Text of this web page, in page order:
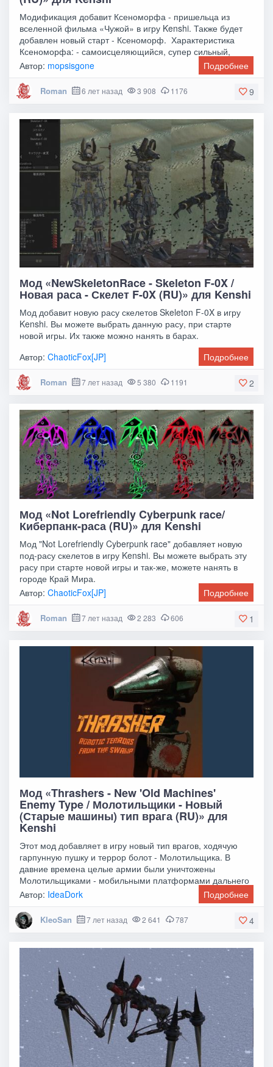
Модификация добавит Ксеноморфа - пришельца из
вселенной фильма «Чужой» в игру Kenshi. Также будет
добавлен новый старт - Ксеноморф. Характеристика
Ксеноморфа: - самоисцеляющийся, супер сильный,
Автор: mopsisgone Подробнее
9
Roman 6 лет назад 3 908 1176
Мод «NewSkeletonRace - Skeleton F-0X /
Новая раса - Скелет F-0X (RU)» для Kenshi
Мод добавит новую расу скелетов Skeleton F-0X в игру
Kenshi. Вы можете выбрать данную расу, при старте
новой игры. Их также можно нанять в барах.
Автор:ChaoticFox[JP] Подробнее
2
Roman 7 лет назад 5 380 1191
Мод «Not Lorefriendly Cyberpunk race/
Киберпанк-раса (RU)» для Kenshi
Мод "Not Lorefriendly Cyberpunk race" добавляет новую
под-расу скелетов в игру Kenshi. Вы можете выбрать эту
расу при старте новой игры и так-же, можете нанять в
городе Край Мира.
Автор:ChaoticFox[JP] Подробнее
1
Roman 7 лет назад 2 283 606
Мод «Thrashers - New 'Old Machines'
Enemy Type / Молотильщики - Новый
(Старые машины) тип врага (RU)» для
Kenshi
Этот мод добавляет в игру новый тип врагов, ходячую
гарпунную пушку и террор болот - Молотильщика. В
давние времена целые армии были уничтожены
Молотильщиками - мобильными платформами дальнего
боя,
Автор: IdeaDork Подробнее
4
KleoSan 7 лет назад 2 641 787